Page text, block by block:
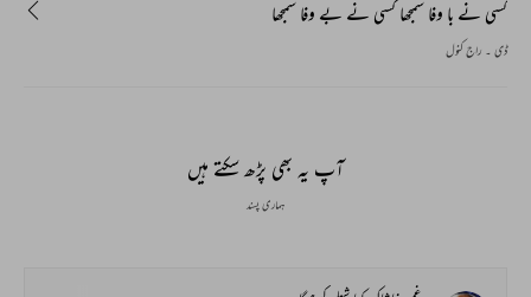
کسی نے با وفا سمجھا کسی نے بے وفا سمجھا
ڈی ۔ راج کنول
آپ یہ بھی پڑھ سکتے ہیں
ہماری پسند